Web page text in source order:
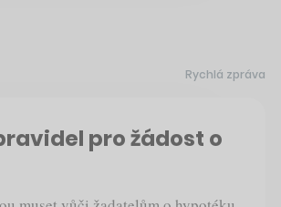
Rychlá zpráva
pro žádost o